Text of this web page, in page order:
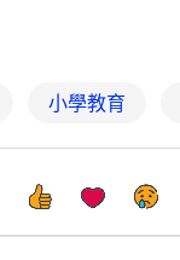
小學教育